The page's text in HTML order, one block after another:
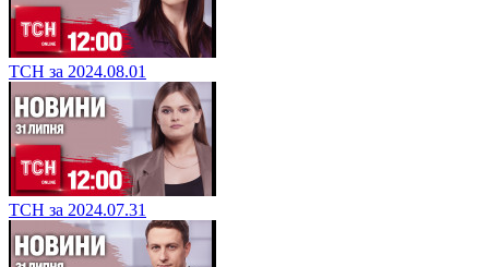
ТСН за 2024.08.01
ТСН за 2024.07.31